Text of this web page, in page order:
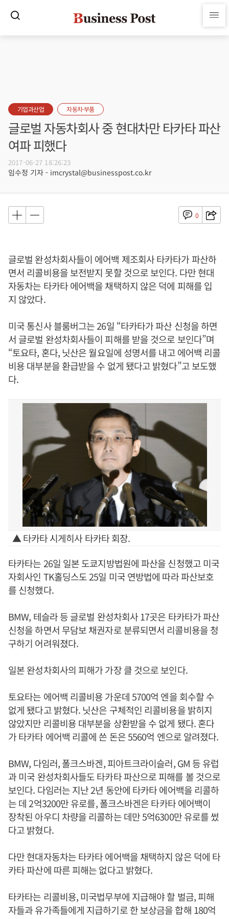
기업과산업 자동차·부품
글로벌 자동차회사 중 현대차만 타카타 파산
여파 피했다
2017-06-27 18:26:23
임수정 기자 - imcrystal@businesspost.co.kr
0
글로벌 완성차회사들이 에어백 제조회사 타카타가 파산하
면서 리콜비용을 보전받지 못할 것으로 보인다. 다만 현대
자동차는 타카타 에어백을 채택하지 않은 덕에 피해를 입
지 않았다.
미국 통신사 블룸버그는 26일 “타카타가 파산 신청을 하면
서 글로벌 완성차회사들이 피해를 받을 것으로 보인다”며
“토요타, 혼다, 닛산은 월요일에 성명서를 내고 에어백 리콜
비용 대부분을 환급받을 수 없게 됐다고 밝혔다”고 보도했
다.
▲ 타카타 시게히사 타카타 회장.
타카타는 26일 일본 도쿄지방법원에 파산을 신청했고 미국
자회사인 TK홀딩스도 25일 미국 연방법에 따라 파산보호
를 신청했다.
BMW, 테슬라 등 글로벌 완성차회사 17곳은 타카타가 파산
신청을 하면서 무담보 채권자로 분류되면서 리콜비용을 청
구하기 어려워졌다.
일본 완성차회사의 피해가 가장 클 것으로 보인다.
토요타는 에어백 리콜비용 가운데 5700억 엔을 회수할 수
없게 됐다고 밝혔다. 닛산은 구체적인 리콜비용을 밝히지
않았지만 리콜비용 대부분을 상환받을 수 없게 됐다. 혼다
가 타카타 에어백 리콜에 쓴 돈은 5560억 엔으로 알려졌다.
BMW, 다임러, 폴크스바겐, 피아트크라이슬러, GM 등 유럽
과 미국 완성차회사들도 타카타 파산으로 피해를 볼 것으로
보인다. 다임러는 지난 2년 동안에 타카타 에어백을 리콜하
는 데 2억3200만 유로를, 폴크스바겐은 타카타 에어백이
장착된 아우디 차량을 리콜하는 데만 5억6300만 유로를 썼
다고 밝혔다.
다만 현대자동차는 타카타 에어백을 채택하지 않은 덕에 타
카타 파산에 따른 피해는 없다고 밝혔다.
타카타는 리콜비용, 미국법무부에 지급해야 할 벌금, 피해
자들과 유가족들에게 지급하기로 한 보상금을 합해 180억